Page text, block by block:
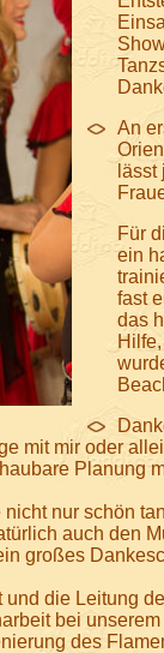
An
Für
ein
fast
das
mit mir oder
Planung
nur schön
auch den
großes
die Leitung
bei
des